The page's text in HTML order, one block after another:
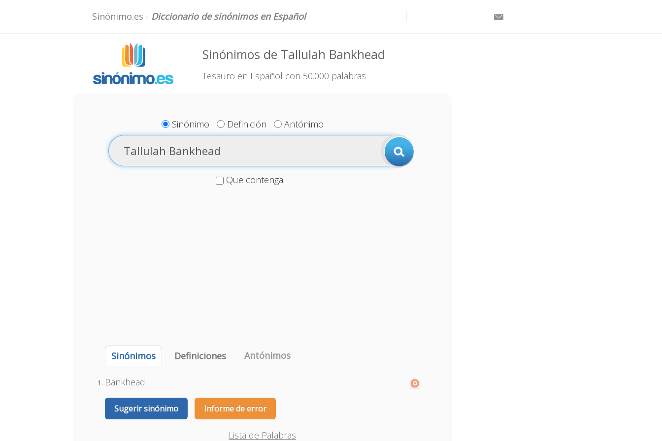
Sinónimo.es - Diccionario de sinónimos en Español
Sinónimos de Tallulah Bankhead
Tesauro en Español con 50.000 palabras
Sinónimo Definición Antónimo
Que contenga
Sinónimos Definiciones Antónimos
Bankhead
Sugerir sinónimo Informe de error
Lista de Palabras